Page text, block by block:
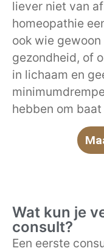
liever niet van
homeopathie
ook wie
gezondheid, of
in lichaam en
hebben om
Wat kun je
consult?
Een eerste